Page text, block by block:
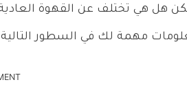
هل هي تختلف عن القهوة
مهمة لك في السطور